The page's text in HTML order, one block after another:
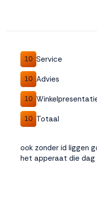
10 Service
10 Advies
10
10 Totaal
ook zonder id liggen
het apperaat die